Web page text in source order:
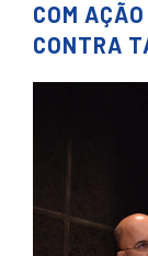
COM
CONTRA